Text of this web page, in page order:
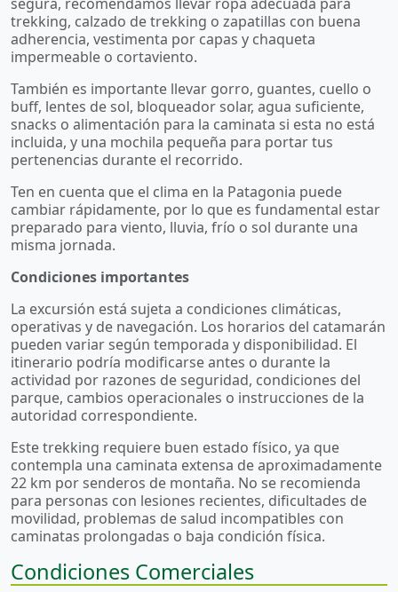
trekking, calzado de trekking o zapatillas con buena
adherencia, vestimenta por capas y chaqueta
impermeable o cortaviento.
También es importante llevar gorro, guantes, cuello o
buff, lentes de sol, bloqueador solar, agua suficiente,
snacks o alimentación para la caminata si esta no está
incluida, y una mochila pequeña para portar tus
pertenencias durante el recorrido.
Ten en cuenta que el clima en la Patagonia puede
cambiar rápidamente, por lo que es fundamental estar
preparado para viento, lluvia, frío o sol durante una
misma jornada.
Condiciones importantes
La excursión está sujeta a condiciones climáticas,
operativas y de navegación. Los horarios del catamarán
pueden variar según temporada y disponibilidad. El
itinerario podría modificarse antes o durante la
actividad por razones de seguridad, condiciones del
parque, cambios operacionales o instrucciones de la
autoridad correspondiente.
Este trekking requiere buen estado físico, ya que
contempla una caminata extensa de aproximadamente
22 km por senderos de montaña. No se recomienda
para personas con lesiones recientes, dificultades de
movilidad, problemas de salud incompatibles con
caminatas prolongadas o baja condición física.
Condiciones Comerciales